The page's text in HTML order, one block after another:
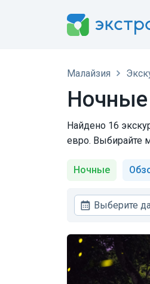
Малайзия
Ночные
Найдено 16
евро. Выбирайте
Ночные
Выберите